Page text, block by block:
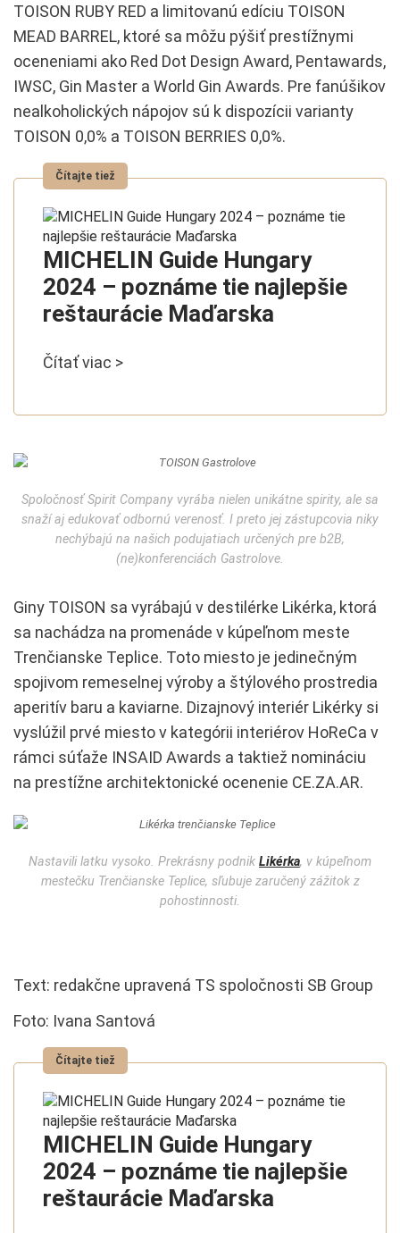
TOISON RUBY RED a limitovanú edíciu TOISON
MEAD BARREL, ktoré sa môžu pýšiť prestížnymi
oceneniami ako Red Dot Design Award, Pentawards,
IWSC, Gin Master a World Gin Awards. Pre fanúšikov
nealkoholických nápojov sú k dispozícii varianty
TOISON 0,0% a TOISON BERRIES 0,0%.
MICHELIN Guide Hungary
2024 – poznáme tie najlepšie
reštaurácie Maďarska
Čítať viac >
Spoločnosť Spirit Company vyrába nielen unikátne spirity, ale sa
snaží aj edukovať odbornú verenosť. I preto jej zástupcovia niky
nechýbajú na našich podujatiach určených pre b2B,
(ne)konferenciách Gastrolove.
Giny TOISON sa vyrábajú v destilérke Likérka, ktorá
sa nachádza na promenáde v kúpeľnom meste
Trenčianske Teplice. Toto miesto je jedinečným
spojivom remeselnej výroby a štýlového prostredia
aperitív baru a kaviarne. Dizajnový interiér Likérky si
vyslúžil prvé miesto v kategórii interiérov HoReCa v
rámci súťaže INSAID Awards a taktiež nomináciu
na prestížne architektonické ocenenie CE.ZA.AR.
Nastavili latku vysoko. Prekrásny podnik Likérka, v kúpeľnom
mestečku Trenčianske Teplice, sľubuje zaručený zážitok z
pohostinnosti.
Text: redakčne upravená TS spoločnosti SB Group
Foto: Ivana Santová
MICHELIN Guide Hungary
2024 – poznáme tie najlepšie
reštaurácie Maďarska